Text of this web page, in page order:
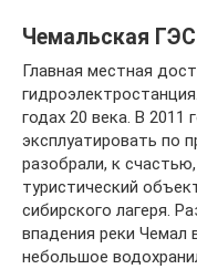
Чемальская ГЭС
Главная местная
годах 20 века. В 2011
эксплуатировать по
разобрали, к
туристический
сибирского лагеря.
впадения реки Чемал
небольшое